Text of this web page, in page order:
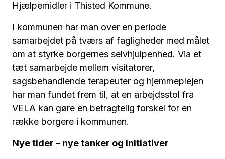
Hjælpemidler i Thisted Kommune.
I kommunen har man over en periode
samarbejdet på tværs af fagligheder med målet
om at styrke borgernes selvhjulpenhed. Via et
tæt samarbejde mellem visitatorer,
sagsbehandlende terapeuter og hjemmeplejen
har man fundet frem til, at en arbejdsstol fra
VELA kan gøre en betragtelig forskel for en
række borgere i kommunen.
Nye tider – nye tanker og initiativer